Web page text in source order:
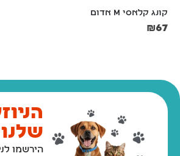
קונג קלאסי M אדום
₪67
שלנו
הירשמו